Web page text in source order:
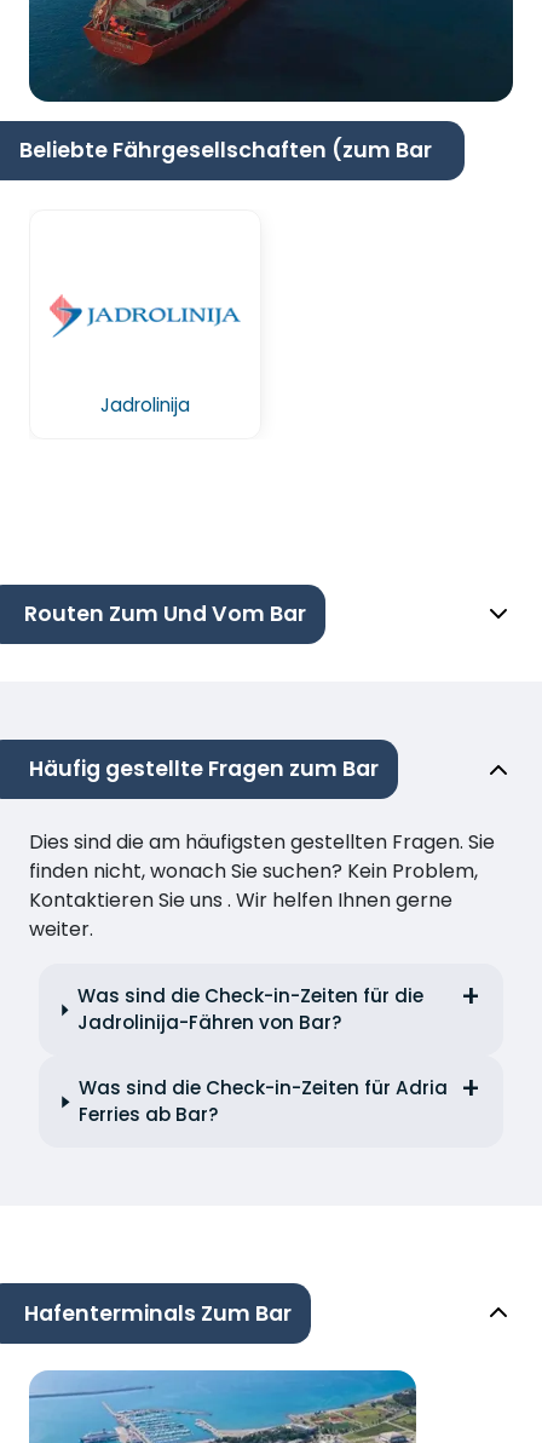
Beliebte Fährgesellschaften (zum Bar
Jadrolinija
Routen Zum Und Vom Bar
Häufig gestellte Fragen zum Bar
Dies sind die am häufigsten gestellten Fragen. Sie
finden nicht, wonach Sie suchen? Kein Problem,
Kontaktieren Sie uns . Wir helfen Ihnen gerne
weiter.
Was sind die Check-in-Zeiten für die
Jadrolinija-Fähren von Bar?
Was sind die Check-in-Zeiten für Adria
Ferries ab Bar?
Hafenterminals Zum Bar